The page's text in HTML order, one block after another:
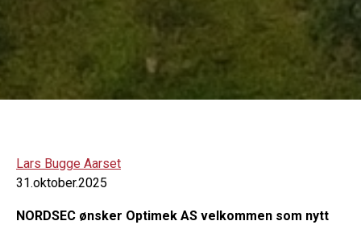
Lars Bugge Aarset
31.oktober.2025
NORDSEC ønsker Optimek AS velkommen som nytt